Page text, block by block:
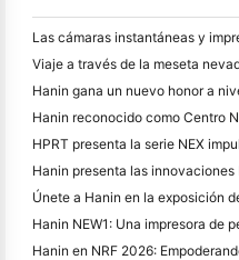
Únete a Hanin en la exposición